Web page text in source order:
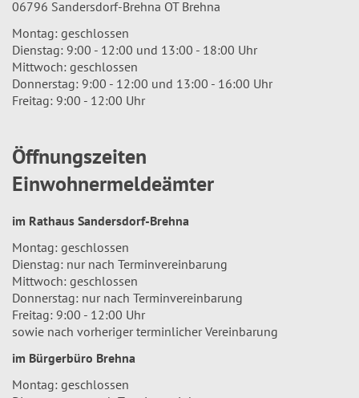
06796 Sandersdorf-Brehna OT Brehna
Montag: geschlossen
Dienstag: 9:00 - 12:00 und 13:00 - 18:00 Uhr
Mittwoch: geschlossen
Donnerstag: 9:00 - 12:00 und 13:00 - 16:00 Uhr
Freitag: 9:00 - 12:00 Uhr
Öffnungszeiten
Einwohnermeldeämter
im Rathaus Sandersdorf-Brehna
Montag: geschlossen
Dienstag: nur nach Terminvereinbarung
Mittwoch: geschlossen
Donnerstag: nur nach Terminvereinbarung
Freitag: 9:00 - 12:00 Uhr
sowie nach vorheriger terminlicher Vereinbarung
im Bürgerbüro Brehna
Montag: geschlossen